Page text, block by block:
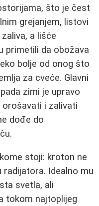
što je čest
grejanjem, listovi
a lišće
primetili da obožava
bolje od onog što
za cveće. Glavni
zimi je upravo
orošavati i zalivati
dođe do
stoji: kroton ne
radijatora. Idealno mu
svetla, ali
tokom najtoplijeg